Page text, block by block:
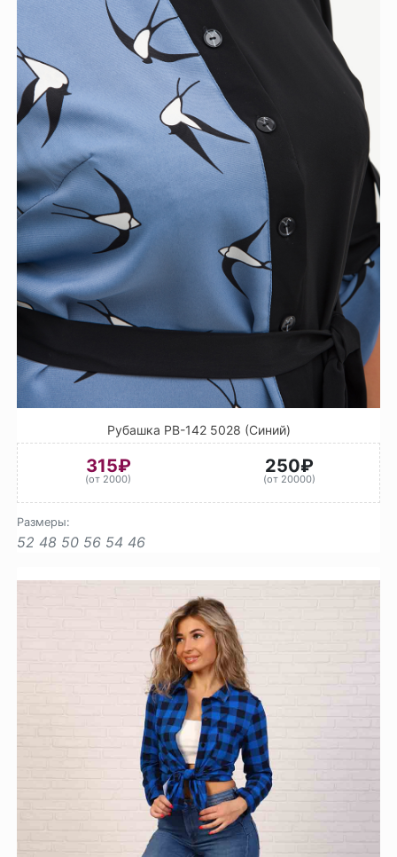
Рубашка РВ-142 5028 (Синий)
315₽
(от 2000)
250₽
(от 20000)
Размеры:
52 48 50 56 54 46